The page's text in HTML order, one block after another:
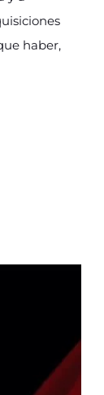
haber,